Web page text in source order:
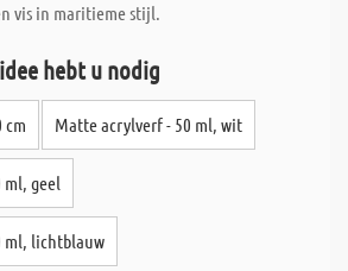
vis in maritieme stijl.
hebt u nodig
cm Matte acrylverf - 50 ml, wit
geel
ml, lichtblauw